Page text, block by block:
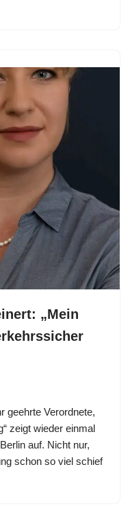
„Mein
geehrte Verordnete,
zeigt wieder einmal
auf. Nicht nur,
schon so viel schief